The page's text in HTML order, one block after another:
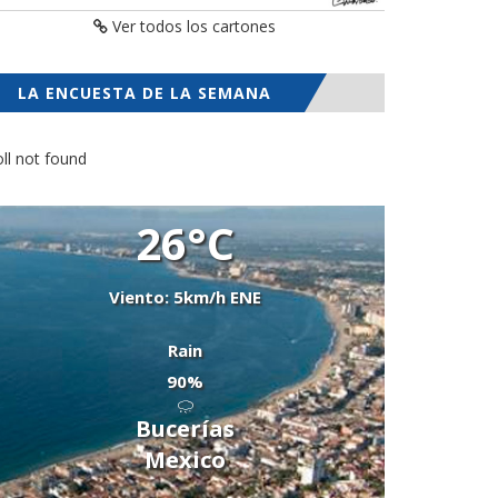
Ver todos los cartones
LA ENCUESTA DE LA SEMANA
not found
26°C
Viento: 5km/h ENE
Rain
90%
Bucerías
Mexico